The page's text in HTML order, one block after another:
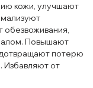
кожи, улучшают
обезвоживания,
Повышают
потерю
Избавляют от